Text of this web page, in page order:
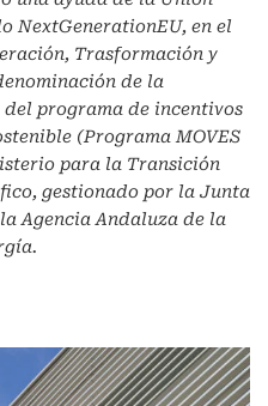
NextGenerationEU, en el
Trasformación y
de la
programa de incentivos
(Programa MOVES
para la Transición
gestionado por la Junta
Agencia Andaluza de la